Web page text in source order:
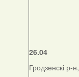
26.04
Гродзенскі р-н,